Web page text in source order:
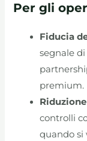
Per gli
Fiducia
segnale di
premium.
controlli
quando si